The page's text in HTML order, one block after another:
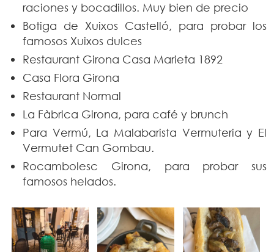
raciones y bocadillos. Muy bien de precio
Botiga de Xuixos Castelló, para probar los
famosos Xuixos dulces
Restaurant Girona Casa Marieta 1892
Casa Flora Girona
Restaurant Normal
La Fàbrica Girona, para café y brunch
Para Vermú, La Malabarista Vermuteria y El
Vermutet Can Gombau.
Rocambolesc Girona, para probar sus
famosos helados.